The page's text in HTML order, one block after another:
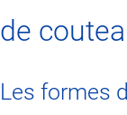
de
Les formes